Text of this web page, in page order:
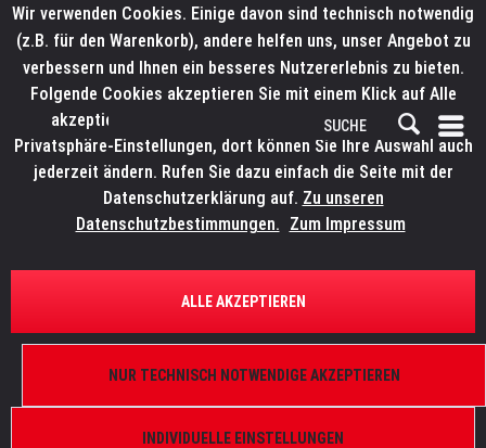
ÜBERSICHT ERSATZTEILE
Wir verwenden Cookies. Einige davon sind technisch notwendig
(z.B. für den Warenkorb), andere helfen uns, unser Angebot zu
verbessern und Ihnen ein besseres Nutzererlebnis zu bieten.
Folgende Cookies akzeptieren Sie mit einem Klick auf Alle
akzeptieren. Weitere Informationen finden Sie in den
Privatsphäre-Einstellungen, dort können Sie Ihre Auswahl auch
jederzeit ändern. Rufen Sie dazu einfach die Seite mit der
Datenschutzerklärung auf. Zu unseren
Datenschutzbestimmungen. Zum Impressum
INDIVIDUELLE EINSTELLUNGEN
NUR TECHNISCH NOTWENDIGE AKZEPTIEREN
ALLE AKZEPTIEREN